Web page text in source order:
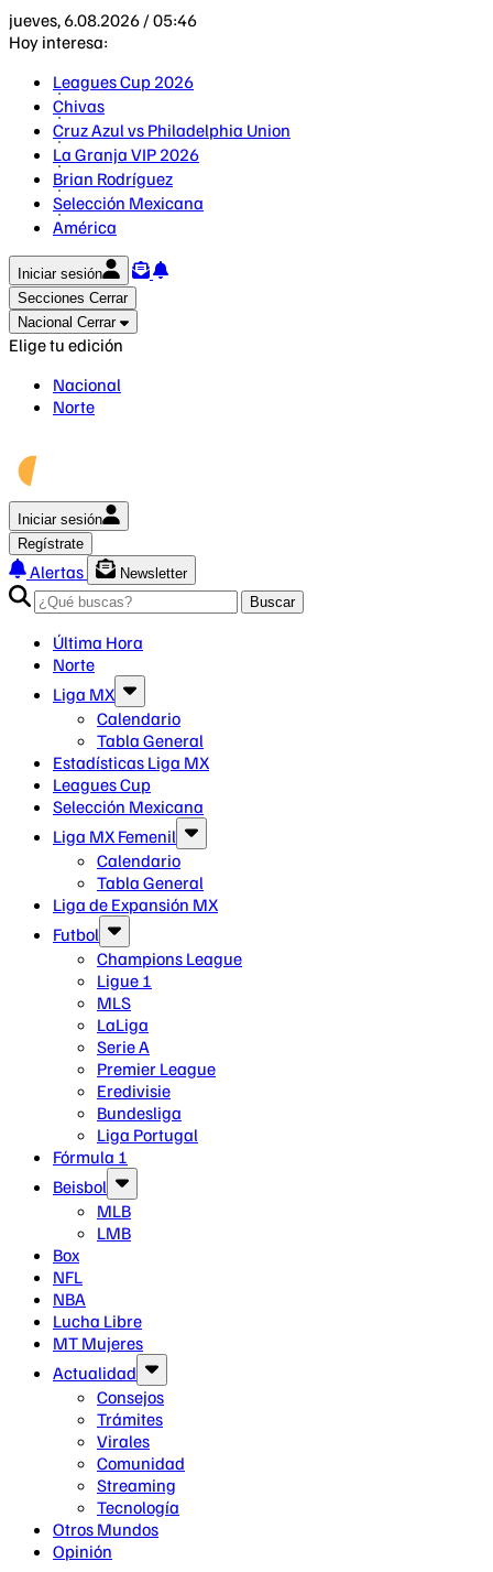
jueves, 6.08.2026 / 05:46
Hoy interesa:
Leagues Cup 2026
Chivas
Cruz Azul vs Philadelphia Union
La Granja VIP 2026
Brian Rodríguez
Selección Mexicana
América
Iniciar sesión
Secciones Cerrar
Nacional Cerrar
Elige tu edición
Nacional
Norte
Iniciar sesión
Regístrate
Alertas
Newsletter
Buscar
Última Hora
Norte
Liga MX
Calendario
Tabla General
Estadísticas Liga MX
Leagues Cup
Selección Mexicana
Liga MX Femenil
Calendario
Tabla General
Liga de Expansión MX
Futbol
Champions League
Ligue 1
MLS
LaLiga
Serie A
Premier League
Eredivisie
Bundesliga
Liga Portugal
Fórmula 1
Beisbol
MLB
LMB
Box
NFL
NBA
Lucha Libre
MT Mujeres
Actualidad
Consejos
Trámites
Virales
Comunidad
Streaming
Tecnología
Otros Mundos
Opinión